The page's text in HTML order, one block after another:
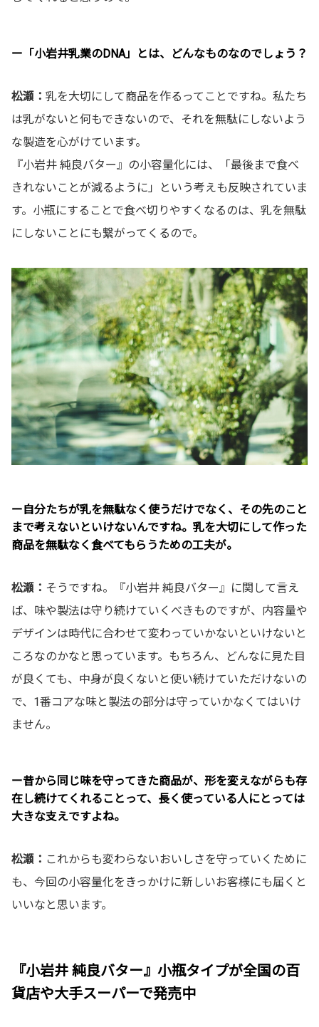
ド
で
開
ま
す
ー「小岩井乳業のDNA」とは、どんなものなのでしょう？
松瀬： 乳を大切にして商品を作るってことですね。私たち
は乳がないと何もできないので、それを無駄にしないよう
な製造を心がけています。
『小岩井 純良バター』の小容量化には、「最後まで食べ
きれないことが減るように」という考えも反映されていま
す。小瓶にすることで食べ切りやすくなるのは、乳を無駄
にしないことにも繋がってくるので。
ー自分たちが乳を無駄なく使うだけでなく、その先のこと
まで考えないといけないんですね。乳を大切にして作った
商品を無駄なく食べてもらうための工夫が。
松瀬： そうですね。『小岩井 純良バター』に関して言え
ば、味や製法は守り続けていくべきものですが、内容量や
デザインは時代に合わせて変わっていかないといけないと
ころなのかなと思っています。もちろん、どんなに見た目
が良くても、中身が良くないと使い続けていただけないの
で、1番コアな味と製法の部分は守っていかなくてはいけ
ません。
ー昔から同じ味を守ってきた商品が、形を変えながらも存
在し続けてくれることって、長く使っている人にとっては
大きな支えですよね。
松瀬： これからも変わらないおいしさを守っていくために
も、今回の小容量化をきっかけに新しいお客様にも届くと
いいなと思います。
『小岩井 純良バター』小瓶タイプが全国の百
貨店や大手スーパーで発売中